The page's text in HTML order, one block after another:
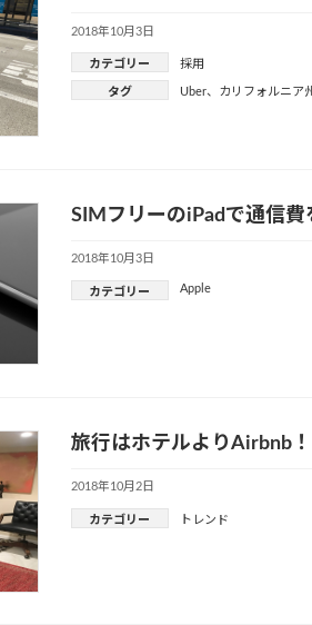
2018年10月3日
カテゴリー 採用
タグ Uber、 カリフォルニア
SIMフリーのiPadで通信費
2018年10月3日
カテゴリー Apple
旅行はホテルよりAirbnb
2018年10月2日
カテゴリー トレンド